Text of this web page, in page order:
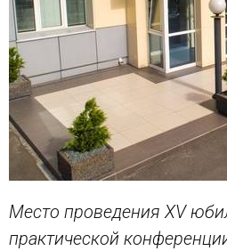
Место проведения XV
практической